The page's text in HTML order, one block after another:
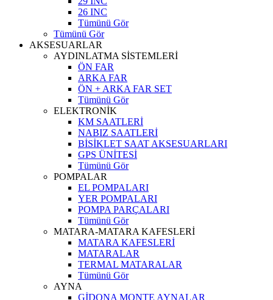
26 INC
Tümünü Gör
Tümünü Gör
AKSESUARLAR
AYDINLATMA SİSTEMLERİ
ÖN FAR
ARKA FAR
ÖN + ARKA FAR SET
Tümünü Gör
ELEKTRONİK
KM SAATLERİ
NABIZ SAATLERİ
BİSİKLET SAAT AKSESUARLARI
GPS ÜNİTESİ
Tümünü Gör
POMPALAR
EL POMPALARI
YER POMPALARI
POMPA PARÇALARI
Tümünü Gör
MATARA-MATARA KAFESLERİ
MATARA KAFESLERİ
MATARALAR
TERMAL MATARALAR
Tümünü Gör
AYNA
GİDONA MONTE AYNALAR